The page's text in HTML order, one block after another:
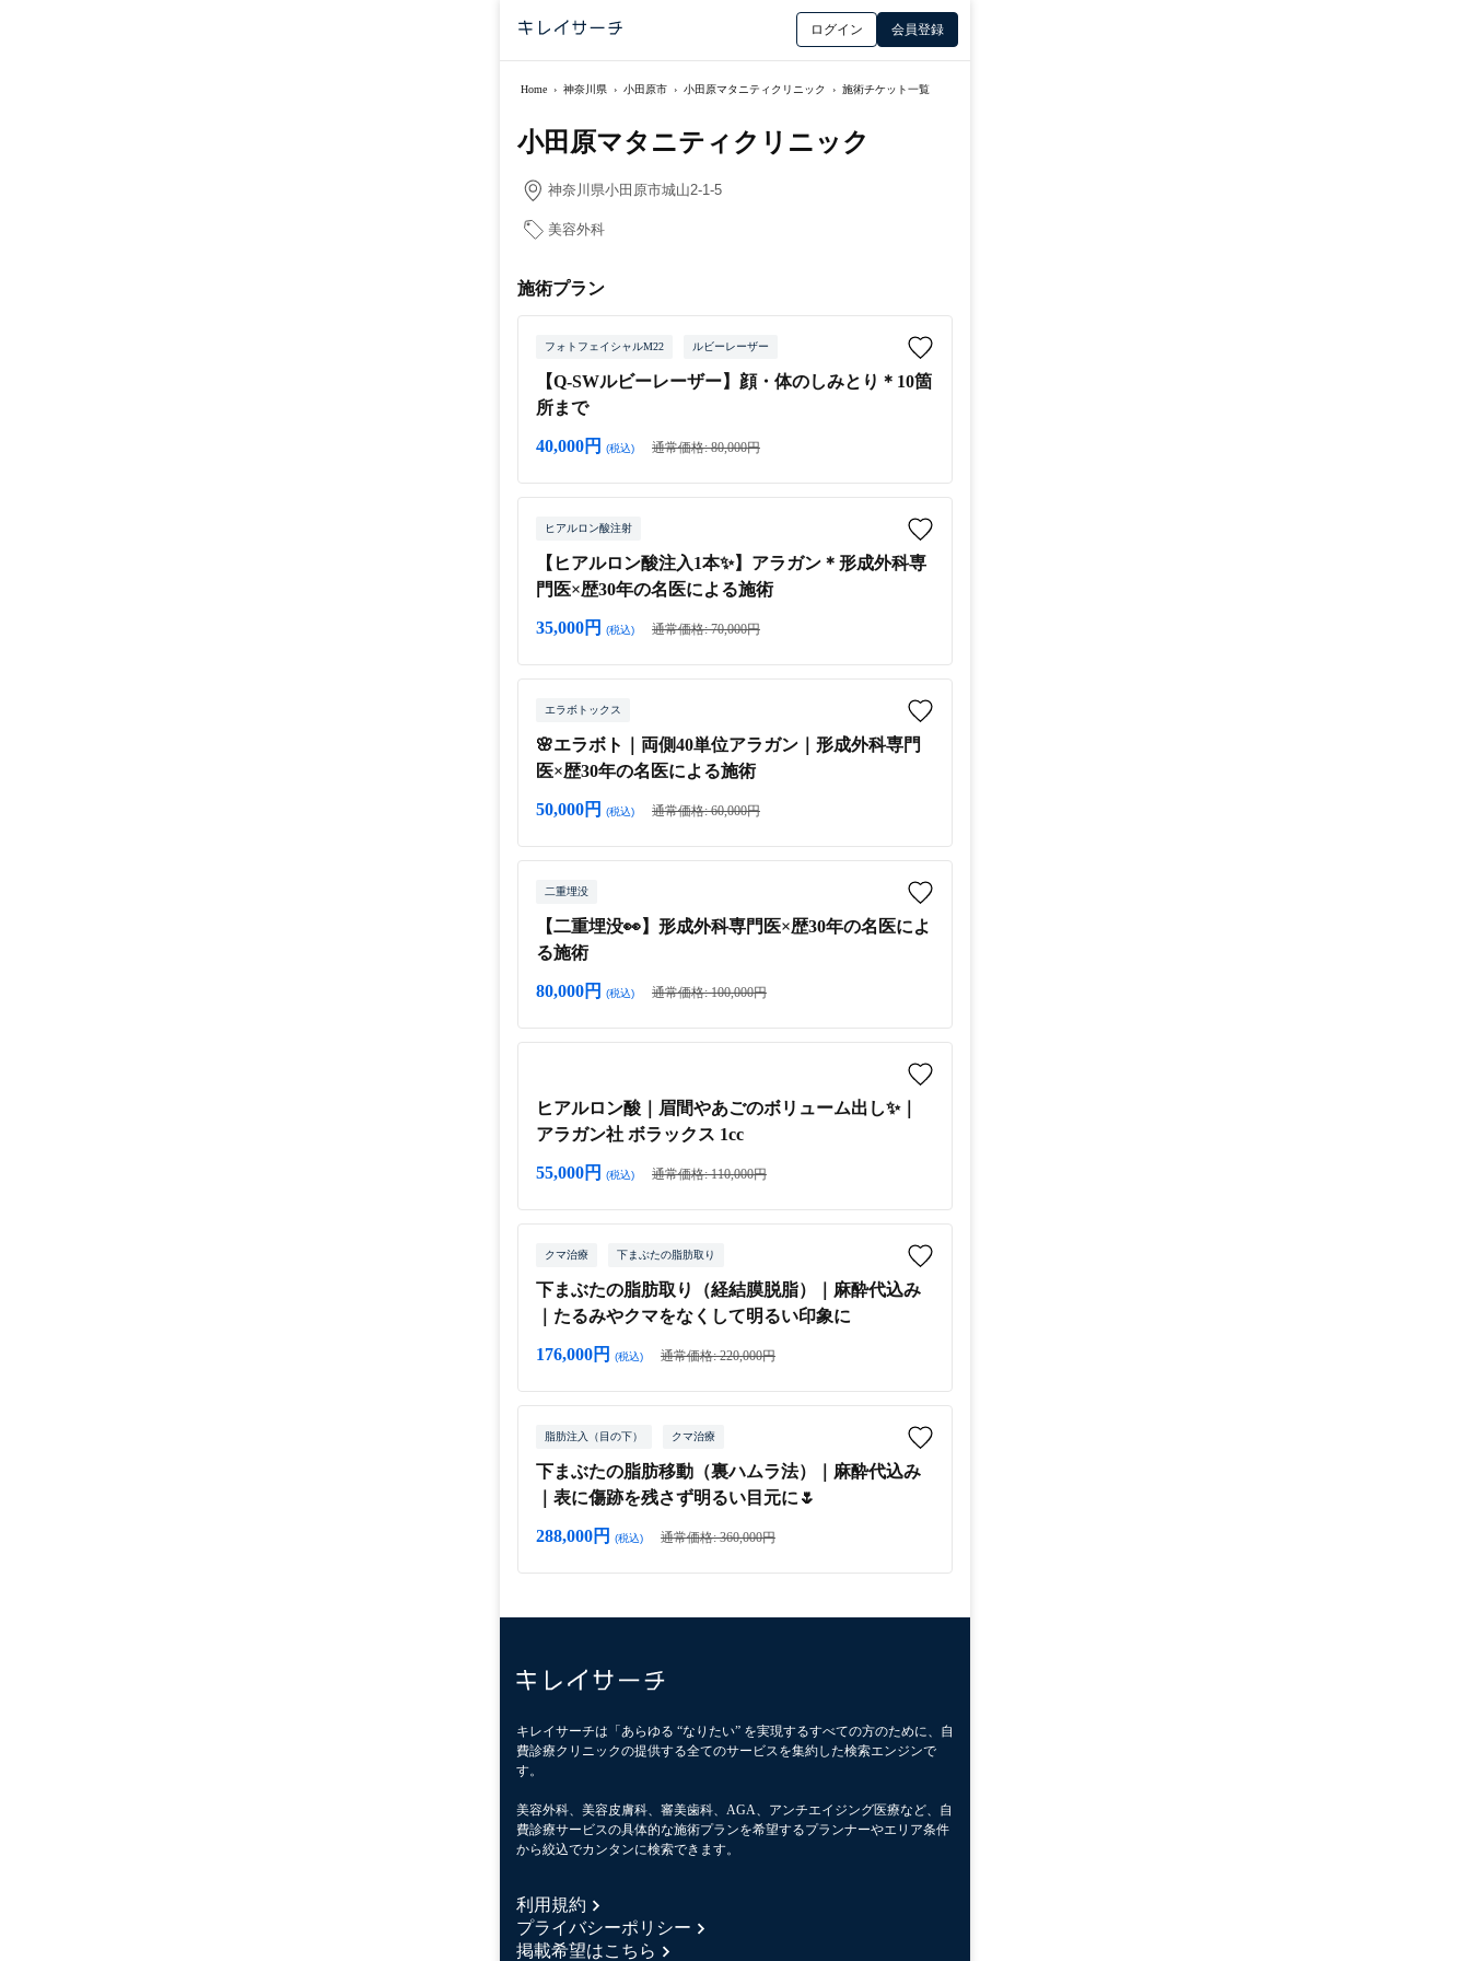
ログイン 会員登録
Home › 神奈川県 › 小田原市 › 小田原マタニティクリニック › 施術チケット一覧
小田原マタニティクリニック
神奈川県小田原市城山2-1-5
美容外科
施術プラン
フォトフェイシャルM22 ルビーレーザー
【Q-SWルビーレーザー】顔・体のしみとり＊10箇
所まで
40,000円 (税込) 通常価格: 80,000円
ヒアルロン酸注射
【ヒアルロン酸注入1本✨】アラガン＊形成外科専
門医×歴30年の名医による施術
35,000円 (税込) 通常価格: 70,000円
エラボトックス
🌸エラボト｜両側40単位アラガン｜形成外科専門
医×歴30年の名医による施術
50,000円 (税込) 通常価格: 60,000円
二重埋没
【二重埋没👀】形成外科専門医×歴30年の名医によ
る施術
80,000円 (税込) 通常価格: 100,000円
ヒアルロン酸｜眉間やあごのボリューム出し✨｜
アラガン社 ボラックス 1cc
55,000円 (税込) 通常価格: 110,000円
クマ治療 下まぶたの脂肪取り
下まぶたの脂肪取り（経結膜脱脂）｜麻酔代込み
｜たるみやクマをなくして明るい印象に
176,000円 (税込) 通常価格: 220,000円
脂肪注入（目の下） クマ治療
下まぶたの脂肪移動（裏ハムラ法）｜麻酔代込み
｜表に傷跡を残さず明るい目元に🌷
288,000円 (税込) 通常価格: 360,000円
キレイサーチは「あらゆる “なりたい” を実現するすべての方のために、自
費診療クリニックの提供する全てのサービスを集約した検索エンジンで
す。
美容外科、美容皮膚科、審美歯科、AGA、アンチエイジング医療など、自
費診療サービスの具体的な施術プランを希望するプランナーやエリア条件
から絞込でカンタンに検索できます。
利用規約
プライバシーポリシー
掲載希望はこちら